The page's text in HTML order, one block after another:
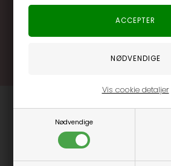
Nødvendige
Vis cookie detaljer
.... og mange flere fordele
Læs mere og bliv